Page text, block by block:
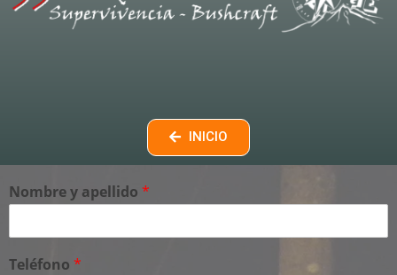
INICIO
Nombre y apellido *
Teléfono *